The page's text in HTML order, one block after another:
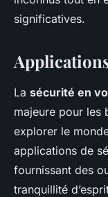
significatives.
La sécurité en
majeure pour les
explorer le
applications de
fournissant des
tranquillité